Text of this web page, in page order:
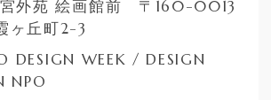
宮外苑 絵画館前 〒160-0013
ヶ丘町2-3
DESIGN WEEK / DESIGN
NPO